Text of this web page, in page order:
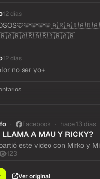
12 dias
12 dias
no ser yo+
Facebook hace 13 dias
A MAU Y RICKY?
este video con Mirko y
123
Ver original